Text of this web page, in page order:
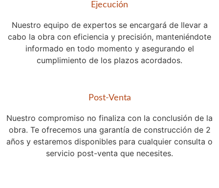
Ejecución
Nuestro equipo de expertos se encargará de llevar a
cabo la obra con eficiencia y precisión, manteniéndote
informado en todo momento y asegurando el
cumplimiento de los plazos acordados.
Post-Venta
Nuestro compromiso no finaliza con la conclusión de la
obra. Te ofrecemos una garantía de construcción de 2
años y estaremos disponibles para cualquier consulta o
servicio post-venta que necesites.